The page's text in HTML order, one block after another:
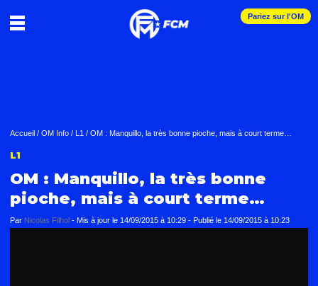
Pariez sur l'OM
Accueil / OM Info / L1 / OM : Manquillo, la très bonne pioche, mais à court terme…
L1
OM : Manquillo, la très bonne
pioche, mais à court terme…
Par Nicolas Filhol - Mis à jour le 14/09/2015 à 10:29 - Publié le 14/09/2015 à 10:23